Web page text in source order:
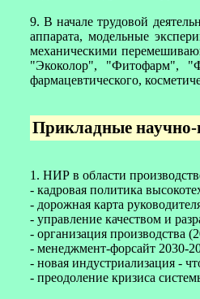
9. В начале трудовой
аппарата, модельные
механическими
"Экоколор", "Фитофарм",
фармацевтического,
Прикладные научно-
1. НИР в области
- кадровая политика
- дорожная карта
- управление качеством и
- организация производства
- менеджмент-форсайт 2030-
- новая индустриализация -
- преодоление кризиса